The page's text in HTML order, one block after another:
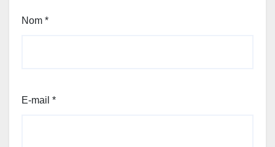
Nom *
E-mail *